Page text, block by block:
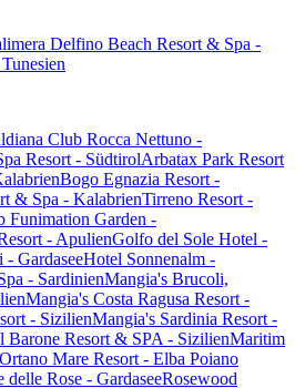
Delfino Beach Resort & Spa -
Club Rocca Nettuno -
Resort - SüdtirolArbatax Park Resort
Bogo Egnazia Resort -
& Spa - KalabrienTirreno Resort -
Funimation Garden -
- ApulienGolfo del Sole Hotel -
- GardaseeHotel Sonnenalm -
- SardinienMangia's Brucoli,
Mangia's Costa Ragusa Resort -
- SizilienMangia's Sardinia Resort -
Barone Resort & SPA - SizilienMaritim
Ortano Mare Resort - Elba Poiano
delle Rose - GardaseeRosewood